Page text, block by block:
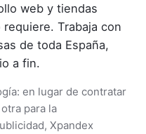
web y tiendas
Trabaja con
de toda España,
a fin.
en lugar de contratar
para la
Xpandex